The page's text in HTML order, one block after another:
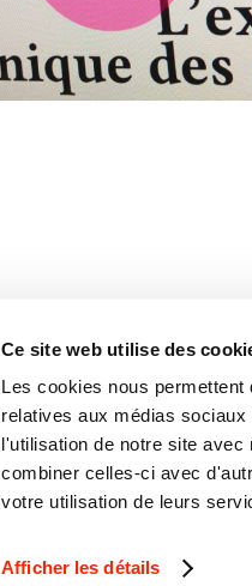
Ce site web utilise des
Les cookies nous
relatives aux médias
l'utilisation de notre site
combiner celles-ci avec
votre utilisation de leurs
Afficher les détails
Déclaration relative aux cookies
Politique de protection des